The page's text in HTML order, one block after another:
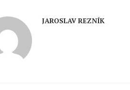
JAROSLAV REZNÍK